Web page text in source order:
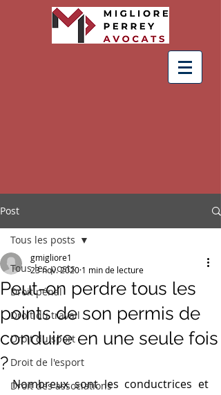
Post
Tous les posts
Droit pénal
Droit du travail
Droit du sport
Droit de l'esport
Droit des associations
Tous les posts
Peut-on perdre tous les
points de son permis de
conduire en une seule fois
?
gmigliore1
23 nov. 2020 1 min de lecture
Nombreux sont les conductrices et